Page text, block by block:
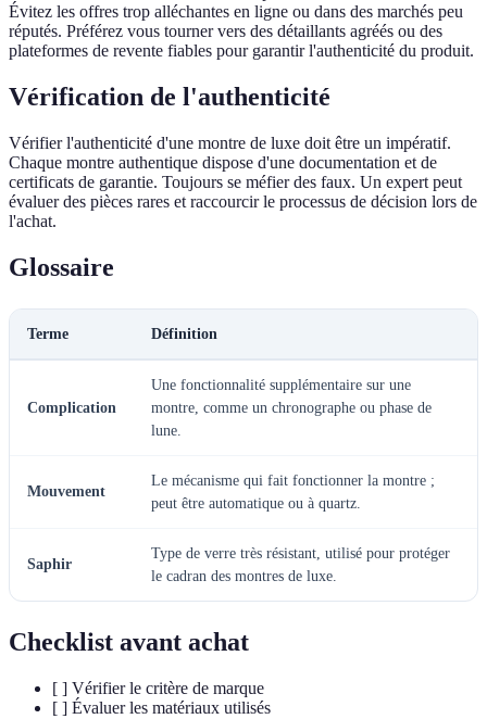
Évitez les offres trop alléchantes en ligne ou dans des marchés peu
réputés. Préférez vous tourner vers des détaillants agréés ou des
plateformes de revente fiables pour garantir l'authenticité du produit.
Vérification de l'authenticité
Vérifier l'authenticité d'une montre de luxe doit être un impératif.
Chaque montre authentique dispose d'une documentation et de
certificats de garantie. Toujours se méfier des faux. Un expert peut
évaluer des pièces rares et raccourcir le processus de décision lors de
l'achat.
Glossaire
Terme Définition
Complication
Une fonctionnalité supplémentaire sur une
montre, comme un chronographe ou phase de
lune.
Mouvement
Le mécanisme qui fait fonctionner la montre ;
peut être automatique ou à quartz.
Saphir
Type de verre très résistant, utilisé pour protéger
le cadran des montres de luxe.
Checklist avant achat
[ ] Vérifier le critère de marque
[ ] Évaluer les matériaux utilisés